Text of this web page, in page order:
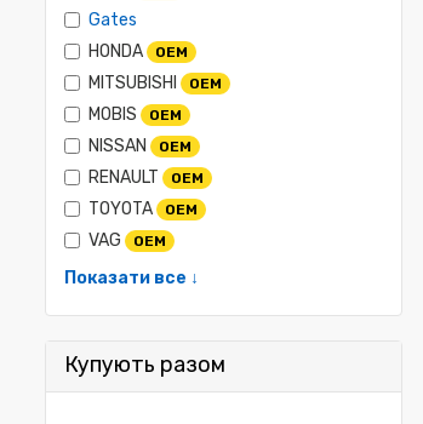
Gates
HONDA
OEM
MITSUBISHI OEM
MOBIS OEM
NISSAN OEM
RENAULT OEM
TOYOTA OEM
VAG OEM
Показати все ↓
Купують разом